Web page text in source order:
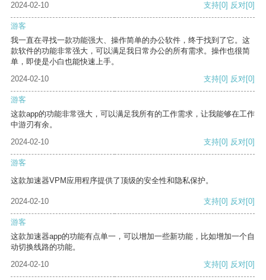
2024-02-10 支持[0] 反对[0]
游客
我一直在寻找一款功能强大、操作简单的办公软件，终于找到了它。这
款软件的功能非常强大，可以满足我日常办公的所有需求。操作也很简
单，即使是小白也能快速上手。
2024-02-10
支持[0] 反对[0]
游客
这款app的功能非常强大，可以满足我所有的工作需求，让我能够在工作
中游刃有余。
2024-02-10
支持[0] 反对[0]
游客
这款加速器VPM应用程序提供了顶级的安全性和隐私保护。
2024-02-10 支持[0] 反对[0]
游客
这款加速器app的功能有点单一，可以增加一些新功能，比如增加一个自
动切换线路的功能。
2024-02-10
支持[0] 反对[0]